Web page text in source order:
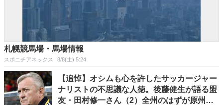
札幌競馬場・馬場情報
スポニチアネックス 8/8(土) 5:24
【追悼】オシムも心を許したサッカージャー
ナリストの不思議な人徳。後藤健生が語る盟
友・田村修一さん（2）全州のはずが原州へ?